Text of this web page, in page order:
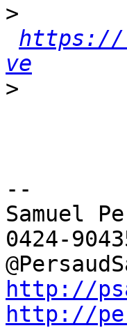
>
https://
ve
>
--
Samuel
0424-
http://
http://